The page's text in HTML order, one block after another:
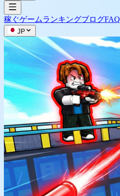
稼ぐゲームランキングブログFAQ
JP